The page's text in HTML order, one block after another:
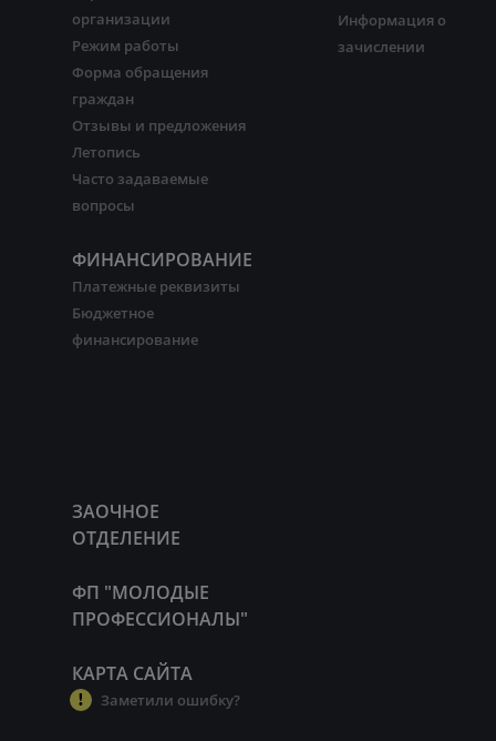
организации
Режим работы
Форма обращения
граждан
Отзывы и предложения
Летопись
Часто задаваемые
вопросы
ФИНАНСИРОВАНИЕ
Платежные реквизиты
Бюджетное
финансирование
Информация о
зачислении
ЗАОЧНОЕ
ОТДЕЛЕНИЕ
ФП "МОЛОДЫЕ
ПРОФЕССИОНАЛЫ"
КАРТА САЙТА
Заметили ошибку?